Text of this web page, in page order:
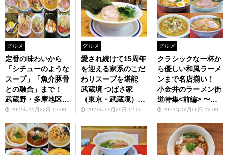
回
グルメ
定番の味わいから
「シチューのような
スープ」「魚介豚骨
との融合」まで！
武蔵野・多摩地区で
食べられる美味しい
味噌ラーメン特集
【ZATSUのオスス
麺 in 武蔵野・多
摩】第81回
2021年11月22日 12:00
グルメ
愛され続けて15周年
を迎える家系のこだ
わりスープを堪能
武蔵境 つばさ家
（東京・武蔵境）
【ZATSUのオスス
麺 in 武蔵野・多
摩】第82回
2021年11月29日 12:00
グルメ
クラシックな一杯か
ら優しい和風ラーメ
ンまで名店揃い！
小金井のラーメン街
道特集<前編> 〜新
小金井街道編〜【Z
ATSUのオスス麺 in
武蔵野・多摩】第83
2021年12月06日 12:00